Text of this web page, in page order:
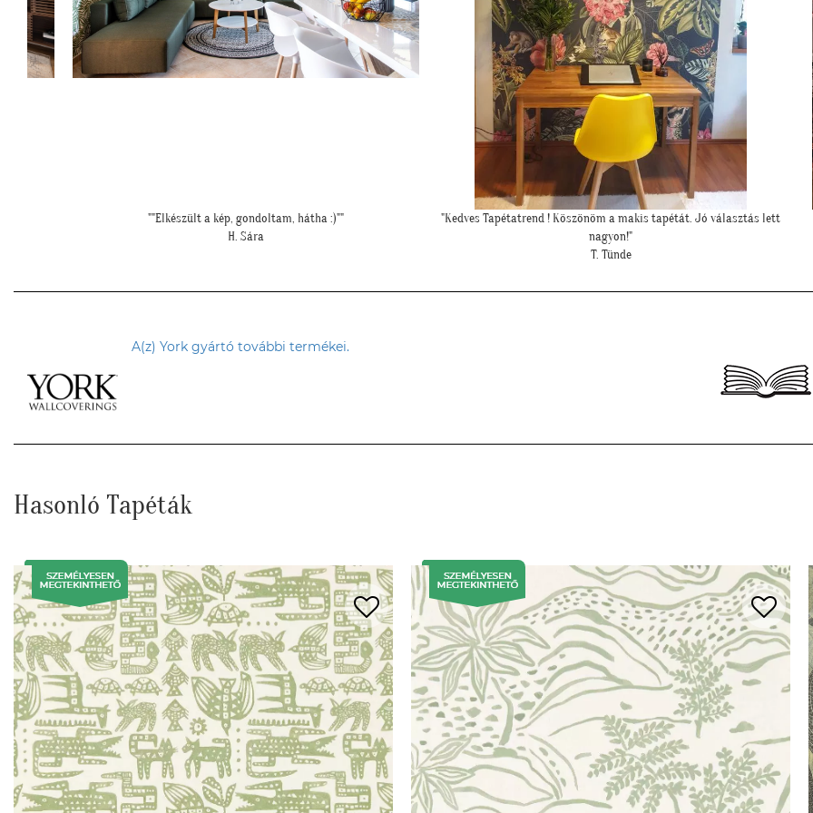
"Kedves Tapétatrend ! Köszönöm a makis tapétát. Jó választás lett
nagyon!"
"Csodálatos a fotótapéta még szebb mint ahogy gondoltam!"
L. Ilona
A(z) York gyártó további termékei.
Hasonló Tapéták